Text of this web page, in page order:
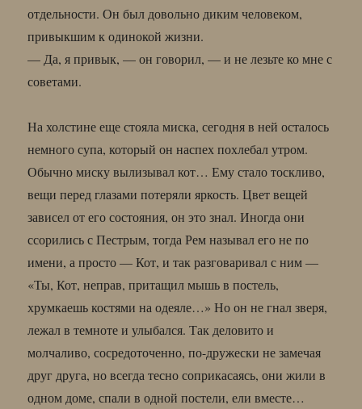
отдельности. Он был довольно диким человеком,
привыкшим к одинокой жизни.
— Да, я привык, — он говорил, — и не лезьте ко мне с
советами.
На холстине еще стояла миска, сегодня в ней осталось
немного супа, который он наспех похлебал утром.
Обычно миску вылизывал кот… Ему стало тоскливо,
вещи перед глазами потеряли яркость. Цвет вещей
зависел от его состояния, он это знал. Иногда они
ссорились с Пестрым, тогда Рем называл его не по
имени, а просто — Кот, и так разговаривал с ним —
«Ты, Кот, неправ, притащил мышь в постель,
хрумкаешь костями на одеяле…» Но он не гнал зверя,
лежал в темноте и улыбался. Так деловито и
молчаливо, сосредоточенно, по-дружески не замечая
друг друга, но всегда тесно соприкасаясь, они жили в
одном доме, спали в одной постели, ели вместе…